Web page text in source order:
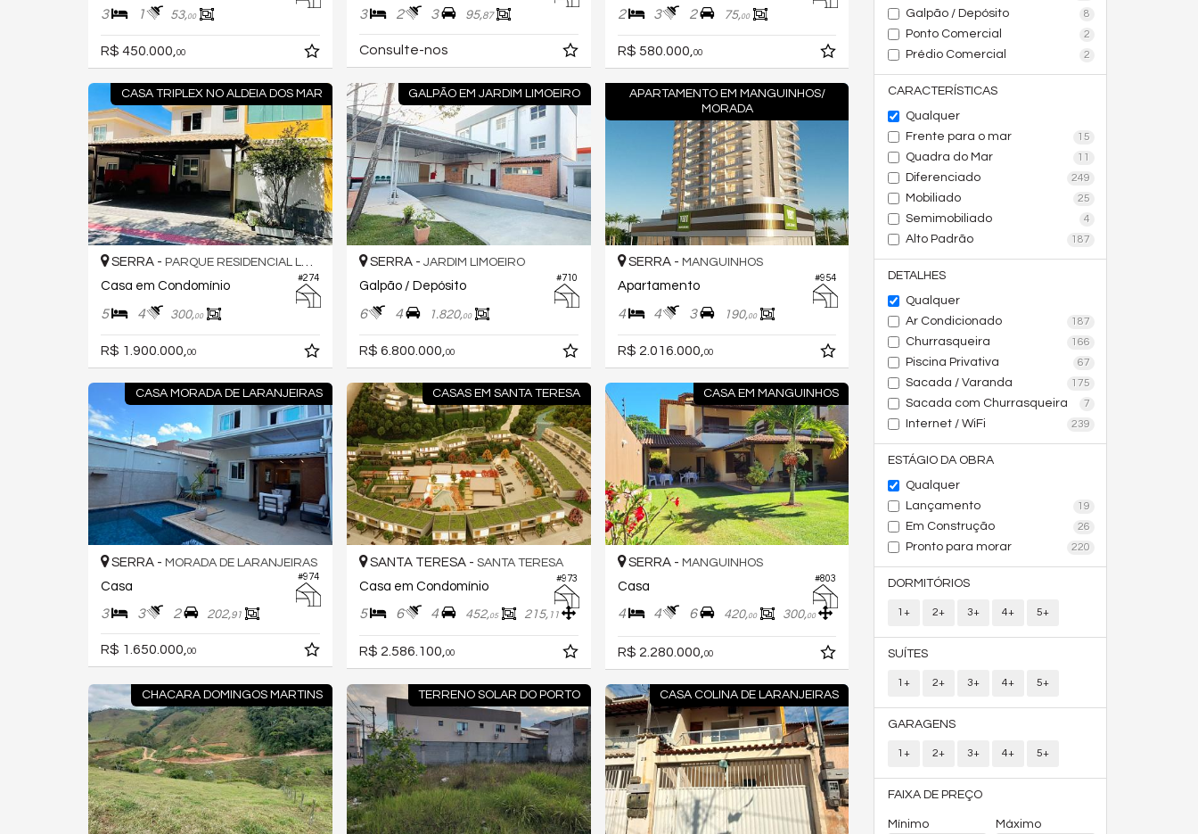
Galpão / Depósito 8
Ponto Comercial 2
Prédio Comercial 2
CARACTERÍSTICAS
Qualquer
Frente para o mar
15
Quadra do Mar 11
Diferenciado 249
Mobiliado 25
Semimobiliado 4
Alto Padrão 187
DETALHES
Qualquer
Ar Condicionado
187
Churrasqueira 166
Piscina Privativa 67
Sacada / Varanda 175
Sacada com Churrasqueira 7
Internet / WiFi 239
ESTÁGIO DA OBRA
Qualquer
Lançamento
19
Em Construção 26
Pronto para morar 220
DORMITÓRIOS
1+ 2+ 3+ 4+ 5+
SUÍTES
1+ 2+ 3+ 4+ 5+
GARAGENS
1+ 2+ 3+ 4+ 5+
FAIXA DE PREÇO
Mínimo Máximo
3 1 53,00
R$ 450.000, 00
3 2 3 95,87
Consulte-nos
2 3 2 75,00
R$ 580.000, 00
CASA TRIPLEX NO ALDEIA DOS MAR
#274
SERRA - PARQUE RESIDENCIAL LARANJEIRAS
Casa em Condomínio
5 4 300,00
R$ 1.900.000, 00
GALPÃO EM JARDIM LIMOEIRO
#710
SERRA - JARDIM LIMOEIRO
Galpão / Depósito
6 4 1.820,00
R$ 6.800.000, 00
APARTAMENTO EM MANGUINHOS/
MORADA
#954
SERRA - MANGUINHOS
Apartamento
4 4 3 190,00
R$ 2.016.000, 00
CASA MORADA DE LARANJEIRAS
#974
SERRA - MORADA DE LARANJEIRAS
Casa
3 3 2 202,91
R$ 1.650.000, 00
CASAS EM SANTA TERESA
#973
SANTA TERESA - SANTA TERESA
Casa em Condomínio
5 6 4 452,05 215,11
R$ 2.586.100, 00
CASA EM MANGUINHOS
#803
SERRA - MANGUINHOS
Casa
4 4 6 420,00 300,00
R$ 2.280.000, 00
CHACARA DOMINGOS MARTINS TERRENO SOLAR DO PORTO CASA COLINA DE LARANJEIRAS